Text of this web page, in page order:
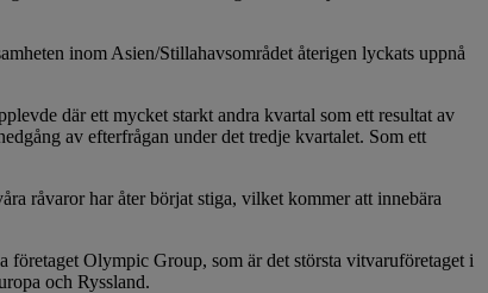
inom Asien/Stillahavsområdet återigen lyckats uppnå
där ett mycket starkt andra kvartal som ett resultat av
av efterfrågan under det tredje kvartalet. Som ett
råvaror har åter börjat stiga, vilket kommer att innebära
Olympic Group, som är det största vitvaruföretaget i
och Ryssland.